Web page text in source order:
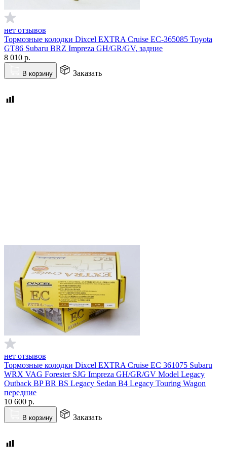
нет отзывов
Тормозные колодки Dixcel EXTRA Cruise EC-365085 Toyota
GT86 Subaru BRZ Impreza GH/GR/GV, задние
8 010 р.
В корзину Заказать
нет отзывов
Тормозные колодки Dixcel EXTRA Cruise EC 361075 Subaru
WRX VAG Forester SJG Impreza GH/GR/GV Model Legacy
Outback BP BR BS Legacy Sedan B4 Legacy Touring Wagon
передние
10 600 р.
В корзину Заказать